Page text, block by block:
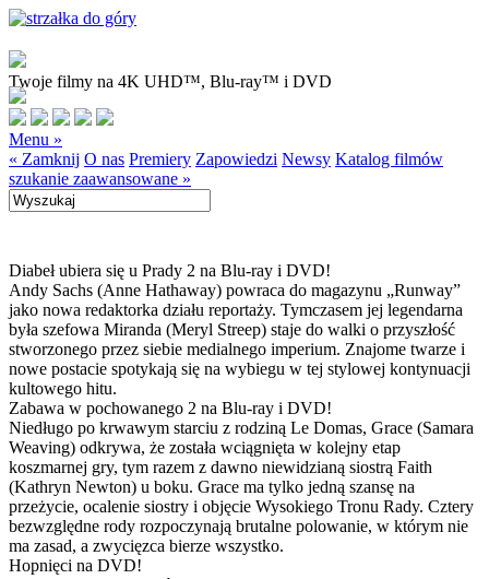
Twoje filmy na 4K UHD™, Blu-ray™ i DVD
Menu »
« Zamknij O nas Premiery Zapowiedzi Newsy Katalog filmów
szukanie zaawansowane »
Diabeł ubiera się u Prady 2 na Blu-ray i DVD!
Andy Sachs (Anne Hathaway) powraca do magazynu „Runway”
jako nowa redaktorka działu reportaży. Tymczasem jej legendarna
była szefowa Miranda (Meryl Streep) staje do walki o przyszłość
stworzonego przez siebie medialnego imperium. Znajome twarze i
nowe postacie spotykają się na wybiegu w tej stylowej kontynuacji
kultowego hitu.
Zabawa w pochowanego 2 na Blu-ray i DVD!
Niedługo po krwawym starciu z rodziną Le Domas, Grace (Samara
Weaving) odkrywa, że została wciągnięta w kolejny etap
koszmarnej gry, tym razem z dawno niewidzianą siostrą Faith
(Kathryn Newton) u boku. Grace ma tylko jedną szansę na
przeżycie, ocalenie siostry i objęcie Wysokiego Tronu Rady. Cztery
bezwzględne rody rozpoczynają brutalne polowanie, w którym nie
ma zasad, a zwycięzca bierze wszystko.
Hopnięci na DVD!